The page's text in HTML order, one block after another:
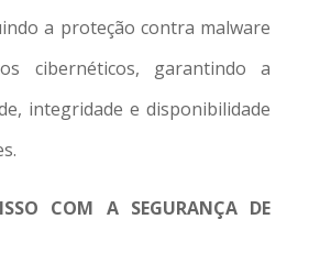
a proteção contra malware
cibernéticos, garantindo a
integridade e disponibilidade
COM A SEGURANÇA DE